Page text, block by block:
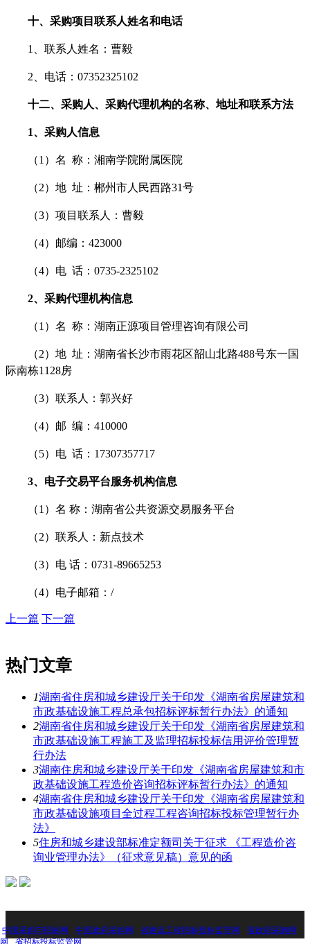
十、采购项目联系人姓名和电话
1、联系人姓名：曹毅
2、电话：07352325102
十二、采购人、采购代理机构的名称、地址和联系方法
1、采购人信息
（1）名 称：湘南学院附属医院
（2）地 址：郴州市人民西路31号
（3）项目联系人：曹毅
（4）邮编：423000
（4）电 话：0735-2325102
2、采购代理机构信息
（1）名 称：湖南正源项目管理咨询有限公司
（2）地 址：湖南省长沙市雨花区韶山北路488号东一国
际南栋1128房
（3）联系人：郭兴好
（4）邮 编：410000
（5）电 话：17307357717
3、电子交易平台服务机构信息
（1）名 称：湖南省公共资源交易服务平台
（2）联系人：新点技术
（3）电 话：0731-89665253
（4）电子邮箱：/
上一篇 下一篇
热门文章
1湖南省住房和城乡建设厅关于印发《湖南省房屋建筑和
市政基础设施工程总承包招标评标暂行办法》的通知
2湖南省住房和城乡建设厅关于印发《湖南省房屋建筑和
市政基础设施工程施工及监理招标投标信用评价管理暂
行办法
3湖南住房和城乡建设厅关于印发《湖南省房屋建筑和市
政基础设施工程造价咨询招标评标暂行办法》的通知
4湖南省住房和城乡建设厅关于印发《湖南省房屋建筑和
市政基础设施项目全过程工程咨询招标投标管理暂行办
法》
5住房和城乡建设部标准定额司关于征求 《工程造价咨
询业管理办法》（征求意见稿）意见的函
中国采购与招标网 中国政府采购网 省建设工程招标投标监管网
省政府采购网
省招标投标监管网